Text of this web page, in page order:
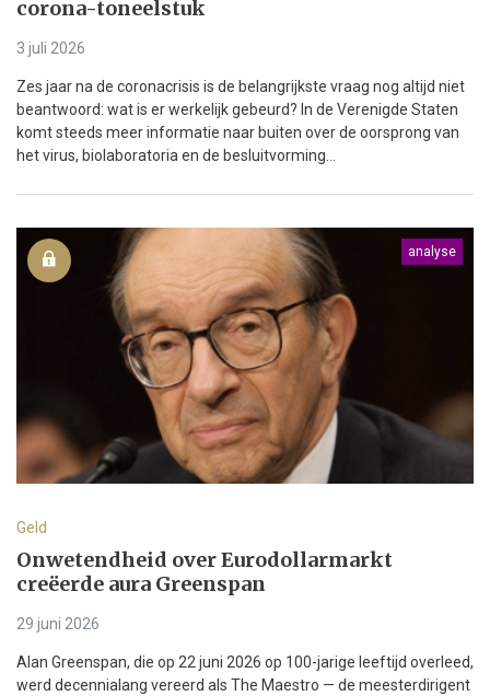
corona-toneelstuk
3 juli 2026
Zes jaar na de coronacrisis is de belangrijkste vraag nog altijd niet
beantwoord: wat is er werkelijk gebeurd? In de Verenigde Staten
komt steeds meer informatie naar buiten over de oorsprong van
het virus, biolaboratoria en de besluitvorming...
analyse
Geld
Onwetendheid over Eurodollarmarkt
creëerde aura Greenspan
29 juni 2026
Alan Greenspan, die op 22 juni 2026 op 100-jarige leeftijd overleed,
werd decennialang vereerd als The Maestro — de meesterdirigent